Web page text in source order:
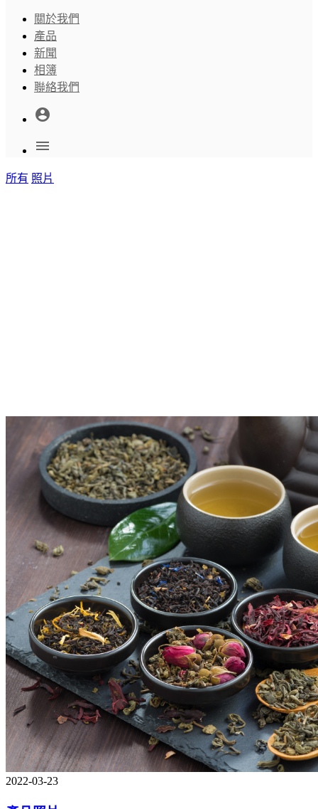
關於我們
產品
新聞
相簿
聯絡我們
account_circle
menu
所有 照片
2022-03-23